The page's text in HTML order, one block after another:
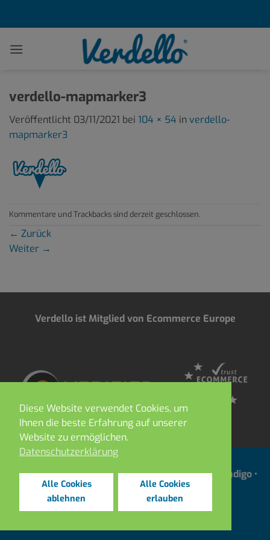
verdello-mapmarker3
Veröffentlicht 03/11/2021 bei 104 × 54 in verdello-
mapmarker3
Kommentare und Trackbacks sind derzeit geschlossen.
← Zurück
Weiter →
Verdello ist Mitglied von Ecommerce Europe
Copyright 2021 ©DEPOT ROBIN •Webdesign by Indigo•
Impressum & Datenschutz•AGB’s
Diese Website verwendet Cookies, um
Ihnen die beste Erfahrung auf unserer
Website zu ermöglichen.
Datenschutzerklärung
Alle Cookies
ablehnen
Alle Cookies
erlauben